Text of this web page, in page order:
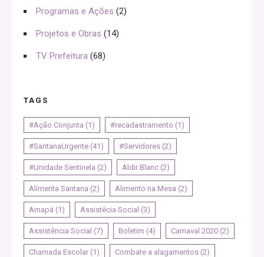
Programas e Ações (2)
Projetos e Obras (14)
TV Prefeitura (68)
TAGS
#Ação Conjunta (1) #recadastramento (1)
#SantanaUrgente (41) #Servidores (2)
#Unidade Sentinela (2) Aldir Blanc (2)
Alimenta Santana (2) Alimento na Mesa (2)
Amapá (1) Assistêcia Social (3)
Assistência Social (7) Boletim (4) Carnaval 2020 (2)
Chamada Escolar (1) Combate a alagamentos (2)